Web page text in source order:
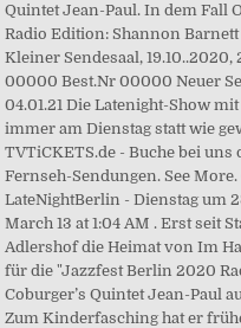
Quintet Jean-Paul. In dem Fall
Radio Edition: Shannon
Kleiner Sendesaal,
00000 Best.Nr 00000 Neuer
04.01.21 Die Latenight-Show
immer am Dienstag statt wie
TVTiCKETS.de - Buche bei
Fernseh-Sendungen. See
LateNightBerlin - Dienstag um
March 13 at 1:04 AM . Erst seit
Adlershof die Heimat von Im
für die "Jazzfest Berlin 2020
Coburger’s Quintet Jean-Paul
Zum Kinderfasching hat er